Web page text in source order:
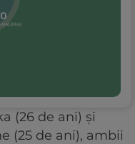
(26 de ani) și
(25 de ani), ambii